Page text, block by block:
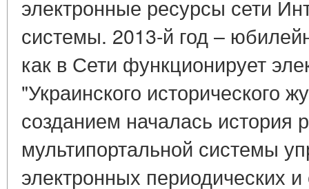
электронные ресурсы сети
системы. 2013-й год –
как в Сети функционирует
"Украинского исторического
созданием началась история
мультипортальной системы
электронных периодических